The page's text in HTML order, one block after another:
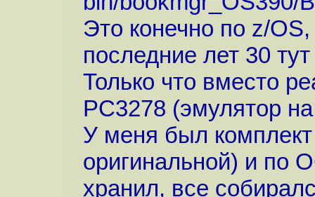
Это конечно по z/
последние лет 30
Только что вместо
PC3278 (эмулятор
У меня был
оригинальной) и по
хранил, все